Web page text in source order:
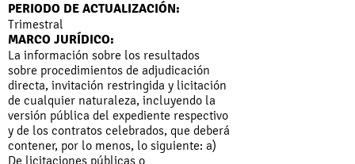
PERIODO DE ACTUALIZACIÓN:
Trimestral
MARCO JURÍDICO:
La información sobre los resultados
sobre procedimientos de adjudicación
directa, invitación restringida y licitación
de cualquier naturaleza, incluyendo la
versión pública del expediente respectivo
y de los contratos celebrados, que deberá
contener, por lo menos, lo siguiente: a)
De licitaciones públicas o